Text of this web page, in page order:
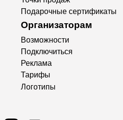
Подарочные сертификаты
Организаторам
Возможности
Подключиться
Реклама
Тарифы
Логотипы